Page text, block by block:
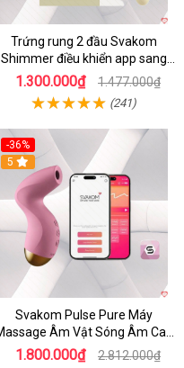
Trứng rung 2 đầu Svakom
Shimmer điều khiển app sang
trọng chất lượng
1.300.000₫ 1.477.000₫
(241)
-36%
5
Svakom Pulse Pure Máy
Âm Vật Sóng Âm Cao
Cấp Điều Khiển App Đỉnh
1.800.000₫ 2.812.000₫